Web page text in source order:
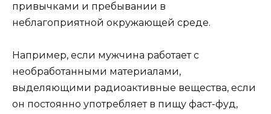
привычками и пребывании в
неблагоприятной окружающей среде.
Например, если мужчина работает с
необработанными материалами,
выделяющими радиоактивные вещества, если
он постоянно употребляет в пищу фаст-фуд,